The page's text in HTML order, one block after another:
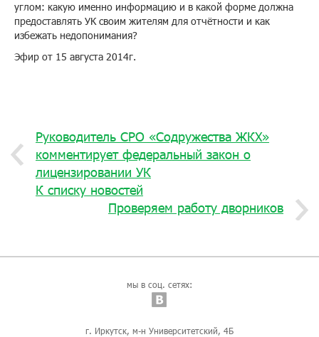
углом: какую именно информацию и в какой форме должна
предоставлять УК своим жителям для отчётности и как
избежать недопонимания?
Эфир от 15 августа 2014г.
Руководитель СРО «Содружества ЖКХ»
комментирует федеральный закон о
лицензировании УК
К списку новостей
Проверяем работу дворников
мы в соц. сетях:
г. Иркутск, м-н Университетский, 4Б